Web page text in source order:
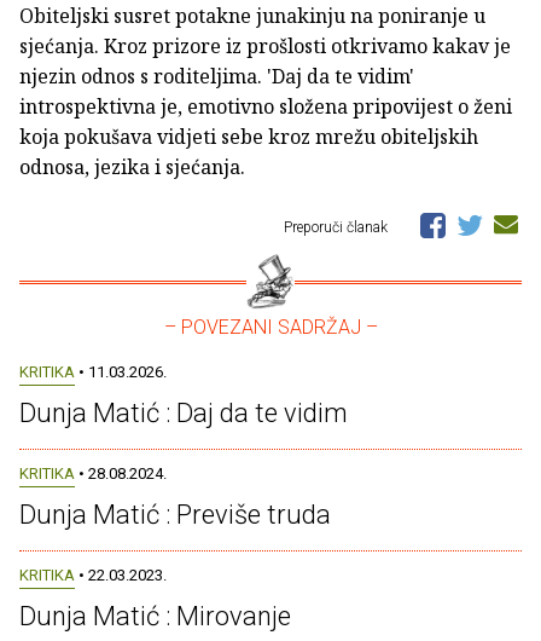
Obiteljski susret potakne junakinju na poniranje u
sjećanja. Kroz prizore iz prošlosti otkrivamo kakav je
njezin odnos s roditeljima. 'Daj da te vidim'
introspektivna je, emotivno složena pripovijest o ženi
koja pokušava vidjeti sebe kroz mrežu obiteljskih
odnosa, jezika i sjećanja.
Preporuči članak
– POVEZANI SADRŽAJ –
KRITIKA • 11.03.2026.
Dunja Matić : Daj da te vidim
KRITIKA • 28.08.2024.
Dunja Matić : Previše truda
KRITIKA • 22.03.2023.
Dunja Matić : Mirovanje